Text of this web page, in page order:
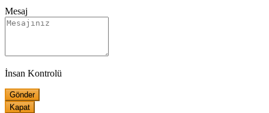
Mesaj
İnsan Kontrolü
Kapat